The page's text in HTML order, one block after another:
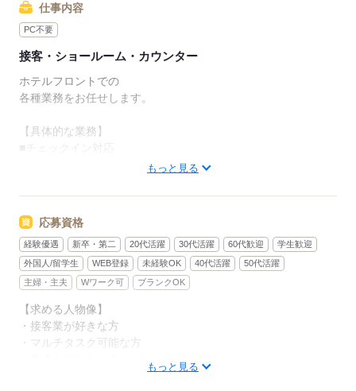
「同じ毎日を変えたい」
「新しい環境で挑戦してみたい」
そんな方にもぴったり◎
期間限定だからこそ、
【WE Hotel Toya】という特別な場所で、
全国から集まった仲間と一緒に働きながら、
思い出に残る時間を過ごしてみませんか？
先輩からのメッセージ
＊上司はこんな人＊
■性別：女性
■年齢：40代～50代
■趣味：映画鑑賞
■ひとことお願いします♪
「色々な国の方が働ける
楽しい職場を目指しています。
未経験でもやる気があればご応募ください！」
仕事内容
PC不要
接客・ショールーム・カウンター
ホテルフロントでの
各種業務をお任せします。
【具体的な業務】
■チェックイン対応
・身分証の確認
・ルームキー発行
・館内設備の説明等
■チェックアウト対応
・宿泊料金の精算
・ 領収書の発行
・ 鍵の回収等
もっと見る
応募資格
経験優遇 新卒・第二 20代活躍 30代活躍 60代歓迎
学生歓迎
外国人/留学生
WEB登録 未経験OK 40代活躍
50代活躍
主婦・主夫
Wワーク可 ブランクOK
【求める人物像】
・接客業が好きな方
・マルチタスク可能な方
・接客業をやってみたい方
もっと見る